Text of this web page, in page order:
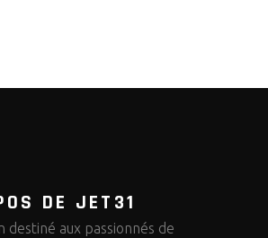
DE JET31
destiné aux passionnés de